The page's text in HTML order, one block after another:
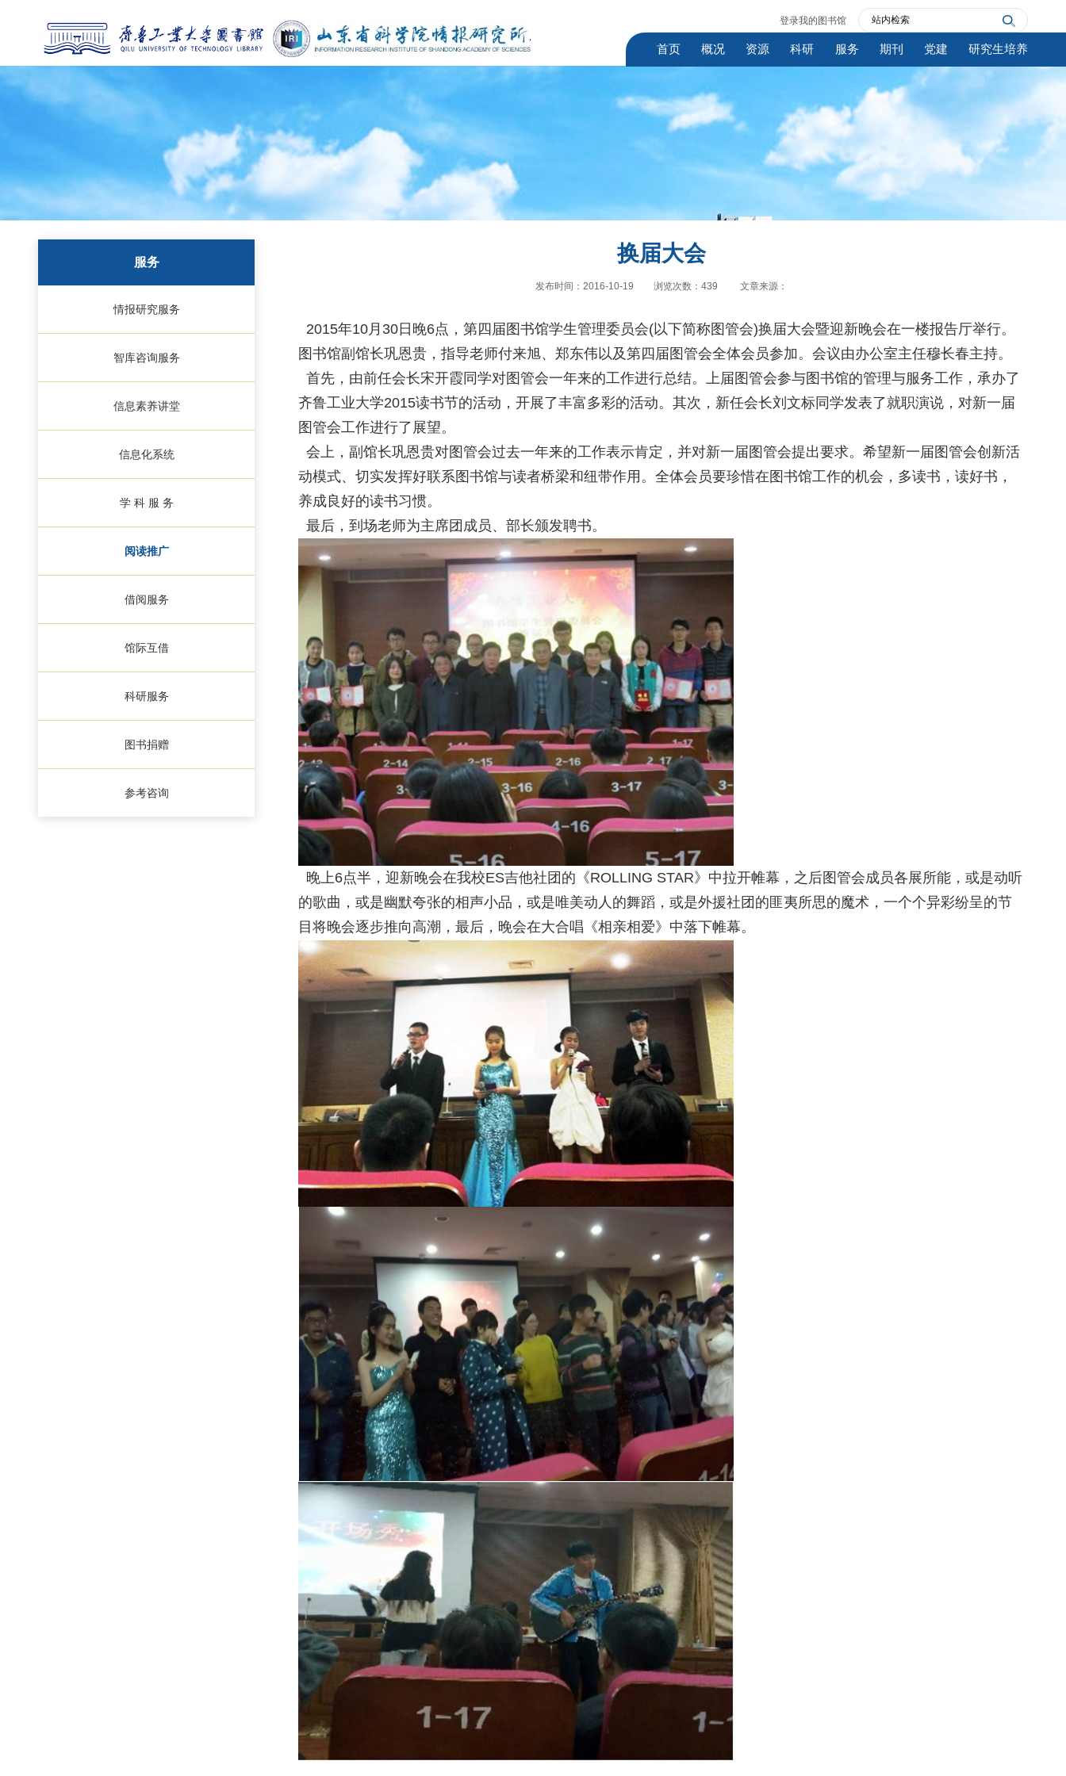
登录我的图书馆
首页 概况 资源 科研 服务 期刊 党建 研究生培养
服务
情报研究服务
智库咨询服务
信息素养讲堂
信息化系统
学 科 服 务
阅读推广
借阅服务
馆际互借
科研服务
图书捐赠
参考咨询
换届大会
发布时间：2016-10-19 浏览次数： 439 文章来源：
2015年10月30日晚6点，第四届图书馆学生管理委员会(以下简称图管会)换届大会暨迎新晚会在一楼报告厅举行。
图书馆副馆长巩恩贵，指导老师付来旭、郑东伟以及第四届图管会全体会员参加。会议由办公室主任穆长春主持。
首先，由前任会长宋开霞同学对图管会一年来的工作进行总结。上届图管会参与图书馆的管理与服务工作，承办了
齐鲁工业大学2015读书节的活动，开展了丰富多彩的活动。其次，新任会长刘文标同学发表了就职演说，对新一届
图管会工作进行了展望。
会上，副馆长巩恩贵对图管会过去一年来的工作表示肯定，并对新一届图管会提出要求。希望新一届图管会创新活
动模式、切实发挥好联系图书馆与读者桥梁和纽带作用。全体会员要珍惜在图书馆工作的机会，多读书，读好书，
养成良好的读书习惯。
最后，到场老师为主席团成员、部长颁发聘书。
晚上6点半，迎新晚会在我校ES吉他社团的《ROLLING STAR》中拉开帷幕，之后图管会成员各展所能，或是动听
的歌曲，或是幽默夸张的相声小品，或是唯美动人的舞蹈，或是外援社团的匪夷所思的魔术，一个个异彩纷呈的节
目将晚会逐步推向高潮，最后，晚会在大合唱《相亲相爱》中落下帷幕。